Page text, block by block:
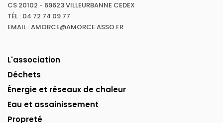
CS 20102 - 69623 VILLEURBANNE CEDEX
TÉL : 04 72 74 09 77
EMAIL : AMORCE@AMORCE.ASSO.FR
L'association
Déchets
Énergie et réseaux de chaleur
Eau et assainissement
Propreté